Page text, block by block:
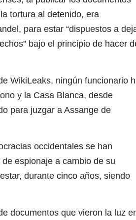
tortura al detenido, era
para estar “dispuestos a
bajo el principio de hacer
WikiLeaks, ningún funcionario
y la Casa Blanca, desde
para juzgar a Assange de
occidentales se han
espionaje a cambio de su
durante cinco años, siendo
documentos que vieron la luz